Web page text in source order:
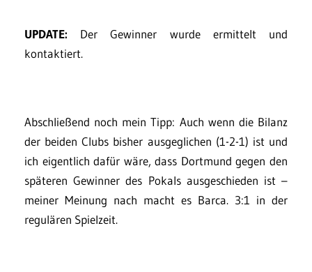
UPDATE: Der Gewinner wurde ermittelt und
kontaktiert.
Abschließend noch mein Tipp: Auch wenn die Bilanz
der beiden Clubs bisher ausgeglichen (1-2-1) ist und
ich eigentlich dafür wäre, dass Dortmund gegen den
späteren Gewinner des Pokals ausgeschieden ist –
meiner Meinung nach macht es Barca. 3:1 in der
regulären Spielzeit.